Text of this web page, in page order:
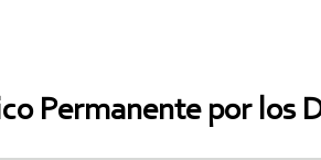
Permanente por los